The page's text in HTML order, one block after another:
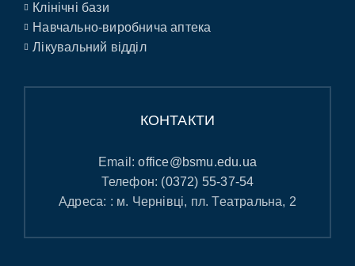
Клінічні бази
Навчально-виробнича аптека
Лікувальний відділ
КОНТАКТИ
Email:office@bsmu.edu.ua
Телефон: (0372) 55-37-54
Адреса: : м. Чернівці, пл. Театральна, 2